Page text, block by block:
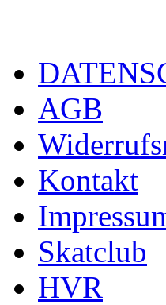
AGB
Kontakt
Skatclub
HVR